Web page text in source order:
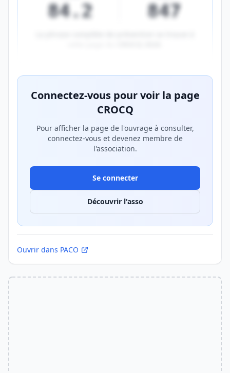
84.2 847
Connectez-vous pour voir la page
CROCQ
Pour afficher la page de l'ouvrage à consulter,
connectez-vous et devenez membre de
l'association.
Se connecter
Découvrir l'asso
Ouvrir dans PACO